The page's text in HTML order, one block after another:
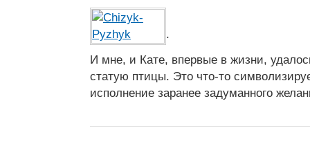
.
И мне, и Кате, впервые в жизни,
статую птицы. Это что-то
исполнение заранее задуманного